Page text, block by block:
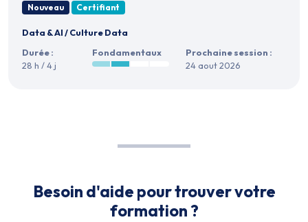
Nouveau Certifiant
Data & AI/Culture Data
Durée :
28 h / 4 j
Fondamentaux
Prochaine session :
24 aout 2026
Besoin d'aide pour trouver votre
formation ?